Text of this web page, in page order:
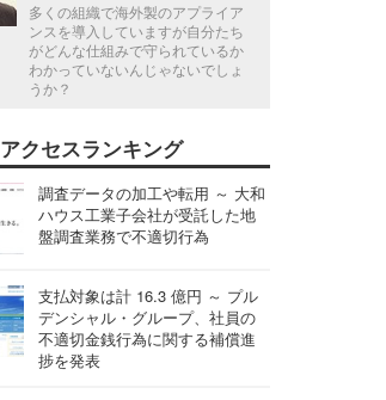
多くの組織で海外製のアプライア
ンスを導入していますが自分たち
がどんな仕組みで守られているか
わかっていないんじゃないでしょ
うか？
アクセスランキング
調査データの加工や転用 ～ 大和
ハウス工業子会社が受託した地
盤調査業務で不適切行為
支払対象は計 16.3 億円 ～ プル
デンシャル・グループ、社員の
不適切金銭行為に関する補償進
捗を発表